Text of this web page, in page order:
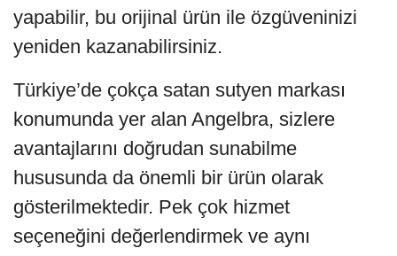
yapabilir, bu orijinal ürün ile özgüveninizi
yeniden kazanabilirsiniz.
Türkiye’de çokça satan sutyen markası
konumunda yer alan Angelbra, sizlere
avantajlarını doğrudan sunabilme
hususunda da önemli bir ürün olarak
gösterilmektedir. Pek çok hizmet
seçeneğini değerlendirmek ve aynı